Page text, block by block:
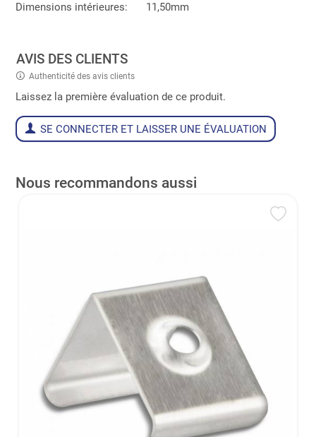
Dimensions intérieures:
11,50mm
AVIS DES CLIENTS
Authenticité des avis clients
Laissez la première évaluation de ce produit.
SE CONNECTER ET LAISSER UNE ÉVALUATION
Nous recommandons aussi